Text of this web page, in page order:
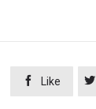
 Like 